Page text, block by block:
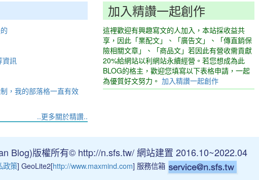
資訊
，我的部落格一直有效
..更多關於精讚..
加入精讚一起創作
這裡歡迎有興趣寫文的人加入，本站採收益共
享，因此「業配文」、「廣告文」、「傳直銷保
險相關文章」、「商品文」若因此有營收需貢獻
20%給網站以利網站永續經營。若您想成為此
BLOG的格主，歡迎您填寫以下表格申請，一起
為優質好文努力。 加入精讚一起創作
Blog)版權所有© http://n.sfs.tw/ 網站建置 2016.10~2022.04
政策] GeoLite2[http://www.maxmind.com] 服務信箱